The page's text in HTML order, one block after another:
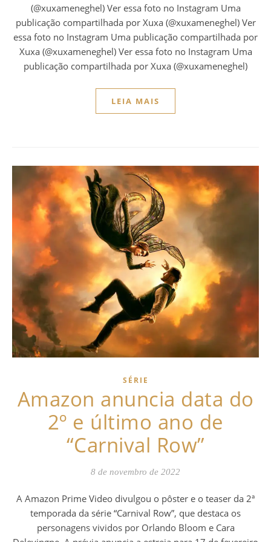
(@xuxameneghel) Ver essa foto no Instagram Uma
publicação compartilhada por Xuxa (@xuxameneghel) Ver
essa foto no Instagram Uma publicação compartilhada por
Xuxa (@xuxameneghel) Ver essa foto no Instagram Uma
publicação compartilhada por Xuxa (@xuxameneghel)
LEIA MAIS
SÉRIE
Amazon anuncia data do
2º e último ano de
“Carnival Row”
8 de novembro de 2022
A Amazon Prime Video divulgou o pôster e o teaser da 2ª
temporada da série “Carnival Row”, que destaca os
personagens vividos por Orlando Bloom e Cara